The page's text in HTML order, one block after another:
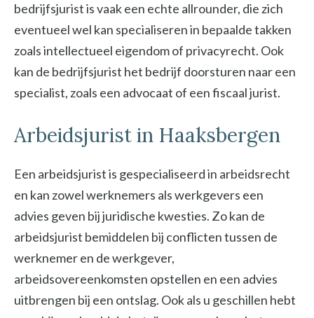
bedrijfsjurist is vaak een echte allrounder, die zich
eventueel wel kan specialiseren in bepaalde takken
zoals intellectueel eigendom of privacyrecht. Ook
kan de bedrijfsjurist het bedrijf doorsturen naar een
specialist, zoals een advocaat of een fiscaal jurist.
Arbeidsjurist in Haaksbergen
Een arbeidsjurist is gespecialiseerd in arbeidsrecht
en kan zowel werknemers als werkgevers een
advies geven bij juridische kwesties. Zo kan de
arbeidsjurist bemiddelen bij conflicten tussen de
werknemer en de werkgever,
arbeidsovereenkomsten opstellen en een advies
uitbrengen bij een ontslag. Ook als u geschillen hebt